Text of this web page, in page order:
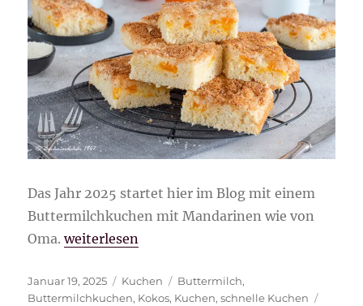
Das Jahr 2025 startet hier im Blog mit einem
Buttermilchkuchen mit Mandarinen wie von
Oma.„Buttermilchkuchen mit Mandarinen wie von
weiterlesen
Veröffentlicht
am
Januar 19, 2025 Kategorien
Kuchen Schlagwörter
Buttermilch,
Buttermilchkuchen, Kokos, Kuchen,schnelle Kuchen